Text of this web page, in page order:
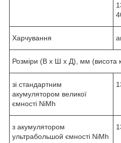
Харчування
Розміри (В х Ш х Д), мм (висота
зі стандартним
акумулятором великої
ємності NiMh
з акумулятором
ультрабольшой ємності NiMh